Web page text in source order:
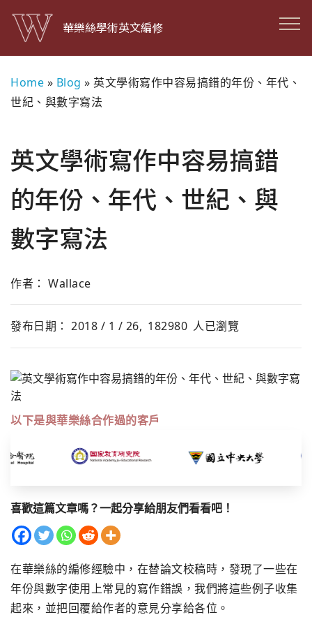
華樂絲學術英文編修
Home » Blog » 英文學術寫作中容易搞錯的年份、年代、
世紀、與數字寫法
英文學術寫作中容易搞錯
的年份、年代、世紀、與
數字寫法
作者： Wallace
發布日期： 2018 / 1 / 26, 182980 人已瀏覽
以下是與華樂絲合作過的客戶
喜歡這篇文章嗎？一起分享給朋友們看看吧！
在華樂絲的編修經驗中，在替論文校稿時， 發現了一些在
年份與數字使用上常見的寫作錯誤， 我們將這些例子收集
起來，並把回覆給作者的意見分享給各位。